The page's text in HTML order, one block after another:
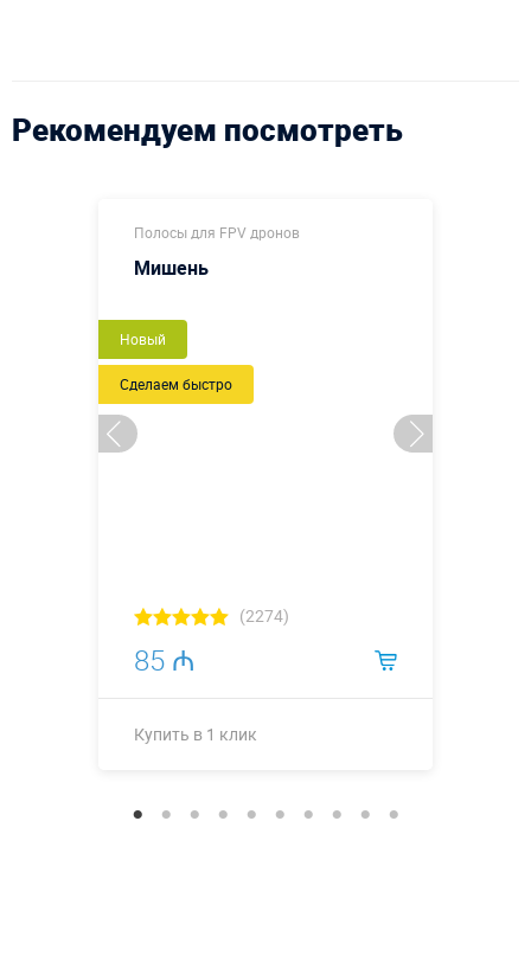
Рекомендуем посмотреть
Полосы для FPV дронов
Мишень
Новый
Сделаем быстро
(2274)
85 ₼
Купить в 1 клик